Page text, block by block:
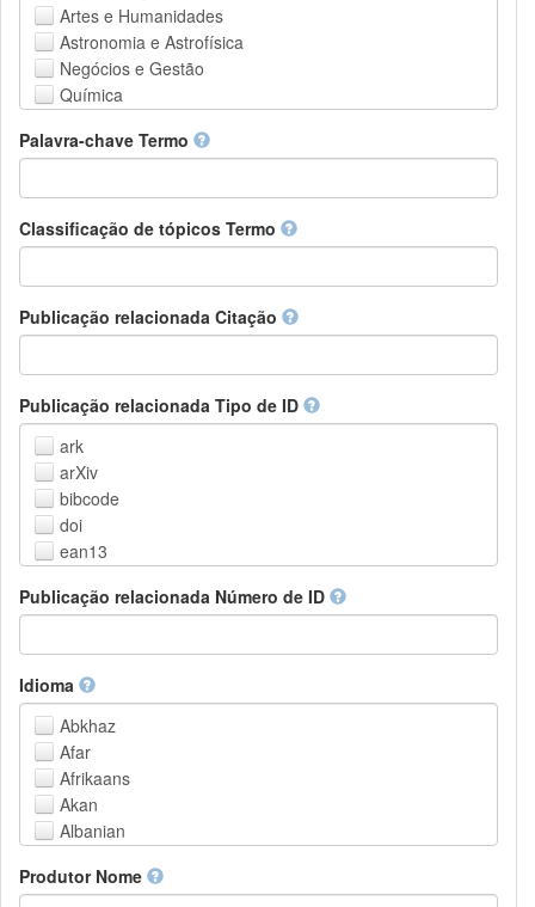
Artes e Humanidades
Astronomia e Astrofísica
Negócios e Gestão
Química
Ciências da Terra e do meio ambiente
Direito
Ciências matemáticas
Medicina, Saúde e Ciências da Vida
Ciências Sociais
Outros
Palavra-chave Termo
Classificação de tópicos Termo
Publicação relacionada Citação
Publicação relacionada Tipo de ID
ark
arXiv
bibcode
doi
ean13
handle
issn
istc
lissn
lsid
pmid
purl
upc
url
urn
DASH-NRS
Publicação relacionada Número de ID
Idioma
Abkhaz
Afar
Afrikaans
Akan
Albanian
Arabic
Produtor Nome